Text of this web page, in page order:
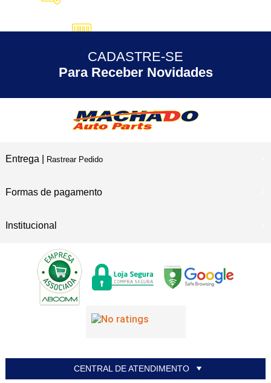
5% DESCONTO no Pix
30 ANOS de Experiência
CADASTRE-SE
Para Receber Novidades
Entrega | Rastrear Pedido
Formas de pagamento
Institucional
CENTRAL DE ATENDIMENTO